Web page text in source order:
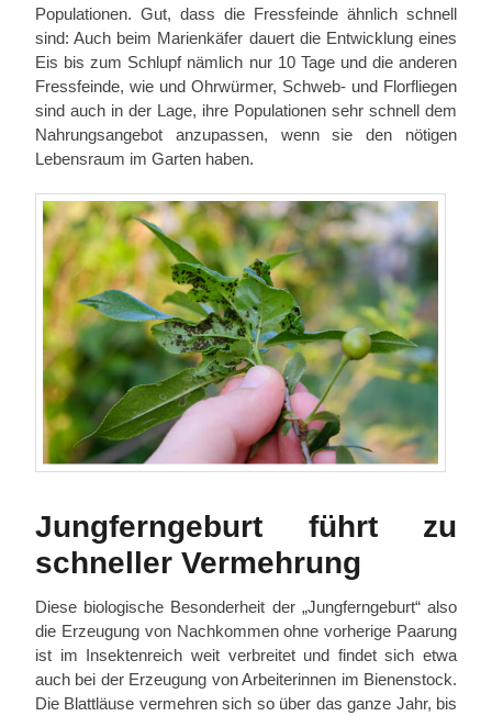
Populationen. Gut, dass die Fressfeinde ähnlich schnell
sind: Auch beim Marienkäfer dauert die Entwicklung eines
Eis bis zum Schlupf nämlich nur 10 Tage und die anderen
Fressfeinde, wie und Ohrwürmer, Schweb- und Florfliegen
sind auch in der Lage, ihre Populationen sehr schnell dem
Nahrungsangebot anzupassen, wenn sie den nötigen
Lebensraum im Garten haben.
Jungferngeburt führt zu
schneller Vermehrung
Diese biologische Besonderheit der „Jungferngeburt“ also
die Erzeugung von Nachkommen ohne vorherige Paarung
ist im Insektenreich weit verbreitet und findet sich etwa
auch bei der Erzeugung von Arbeiterinnen im Bienenstock.
Die Blattläuse vermehren sich so über das ganze Jahr, bis